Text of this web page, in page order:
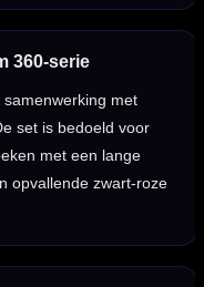
360-serie
met
set is bedoeld voor
met een lange
opvallende zwart-roze